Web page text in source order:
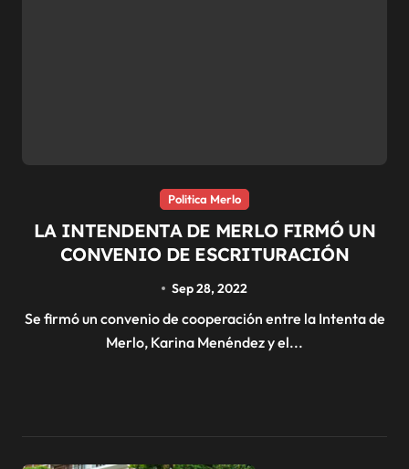
Politica Merlo
LA INTENDENTA DE MERLO FIRMÓ UN
CONVENIO DE ESCRITURACIÓN
Sep 28, 2022
Se firmó un convenio de cooperación entre la Intenta de
Merlo, Karina Menéndez y el...